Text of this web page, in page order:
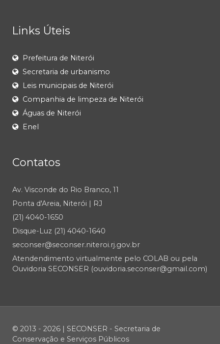
Links Úteis
Prefeitura de Niterói
Secretaria de urbanismo
Leis municipais de Niterói
Companhia de limpeza de Niterói
Águas de Niterói
Enel
Contatos
Av. Visconde do Rio Branco, 11
Ponta d'Areia, Niterói | RJ
(21) 4040-1650
Disque-Luz (21) 4040-1640
seconser@seconser.niteroi.rj.gov.br
Atendendimento virtualmente pelo COLAB ou pela
Ouvidoria SECONSER (ouvidoria.seconser@gmail.com)
© 2013 - 2026 | SECONSER - Secretaria de
Conservação e Serviços Públicos